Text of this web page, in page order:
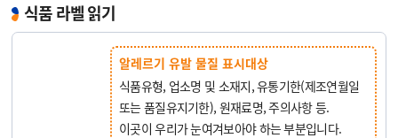
식품 라벨 읽기
알레르기 유발 물질 표시대상
식품유형, 업소명 및 소재지, 유통기한(제조연월일
또는 품질유지기한), 원재료명, 주의사항 등.
이곳이 우리가 눈여겨보아야 하는 부분입니다.